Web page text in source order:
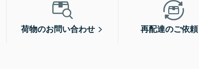
荷物のお問い合わせ 再配達のご依頼